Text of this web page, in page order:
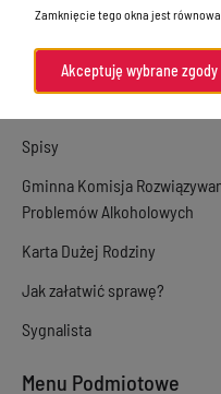
Oświadczenia majątkowe
Akty prawne
Spisy
Gminna Komisja
Problemów Alkoholowych
Karta Dużej Rodziny
Jak załatwić sprawę?
Sygnalista
Menu Podmiotowe
Zamknięcie tego okna jest
Akceptuję wybrane zgody